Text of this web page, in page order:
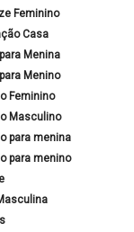
Feminino
Casa
Menina
Menino
Feminino
Masculino
para menina
para menino